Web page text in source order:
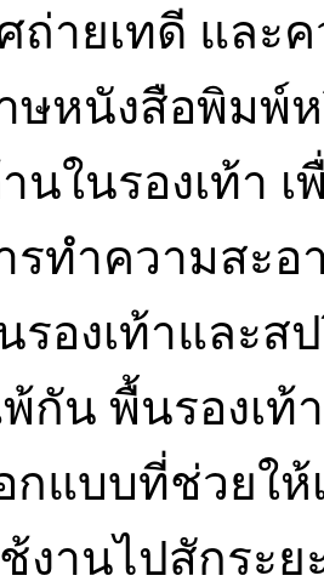
ถ่ายเทดี และ
ษหนังสือพิมพ์
ในรองเท้า เ
รทำความสะ
องเท้าและส
กัน พื้นรองเท้
กแบบที่ช่วยใ
งานไปสักระ